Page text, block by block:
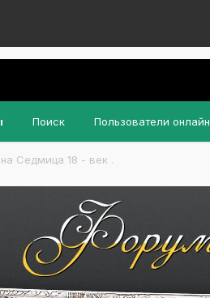
Поиск Пользователи онлайн
Седмица 18 - век .